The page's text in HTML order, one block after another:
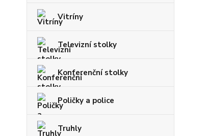
Vitríny
Televizní stolky
Konferenční stolky
Poličky a police
Truhly